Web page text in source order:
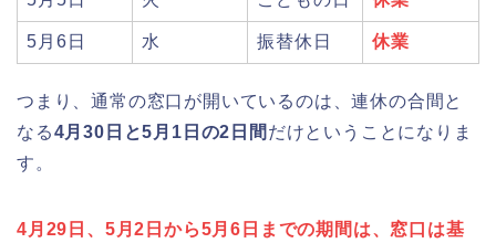
はいつまで?駐車場も調査!
5月6日 水 振替休日 休業
つまり、通常の窓口が開いているのは、連休の合間と
なる4月30日と5月1日の2日間 だけということになりま
す。
4月29日、5月2日から5月6日までの期間は、窓口は基